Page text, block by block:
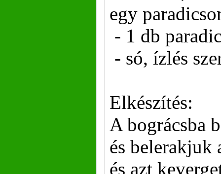
egy
- 1 db
- só, ízlés
Elkészítés:
A bográcsba
és belerakjuk
és azt